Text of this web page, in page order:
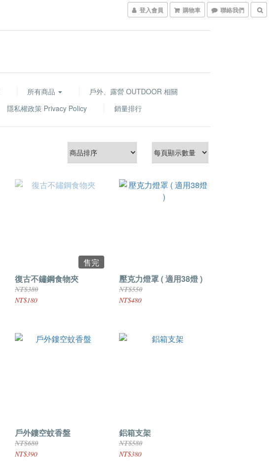
登入會員 購物車 聯絡我們
所有商品
戶外、露營 OUTDOOR 相關
隱私權政策 Privacy Policy 銷量排行
售完
復古不鏽鋼食物夾
NT$380
NT$180
壓克力燈罩 ( 適用38燈 )
NT$550
NT$480
戶外鏤空蚊香盤
NT$680
NT$390
鋁箱支架
NT$580
NT$380